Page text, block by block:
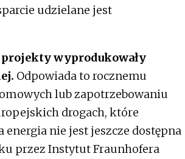
udzielane jest
projekty wyprodukowały
Odpowiada to rocznemu
lub zapotrzebowaniu
drogach, które
nie jest jeszcze dostępna
przez Instytut Fraunhofera